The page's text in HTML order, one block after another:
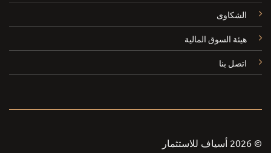
الشكاوى
هيئة السوق المالية
اتصل بنا
© 2026 أسياف للاستثمار